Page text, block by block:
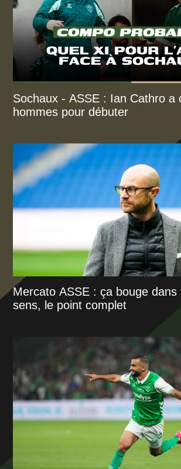
Sochaux - ASSE : Ian Cathro a
hommes pour débuter
Mercato ASSE : ça bouge dans
sens, le point complet